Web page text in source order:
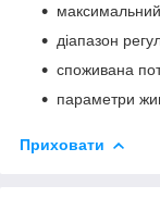
діапазон
споживана
параметри
Приховати